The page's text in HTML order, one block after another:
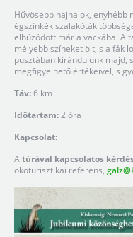
Hűvösebb hajnalok, enyhébb
égszínkék szalakóták
elhúzódott már a vackába. A
mélyebb színeket ölt, s a fák
pusztában kirándulunk majd,
megfigyelhető értékeivel, s
Táv:6 km
Időtartam:2 óra
Kapcsolat:
Atúrával kapcsolatos
ökoturisztikai referens,